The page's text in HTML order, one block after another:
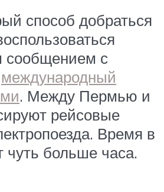
способ добраться
сообщением с
международный
. Между Пермью и
рейсовые
Время в
чуть больше часа.